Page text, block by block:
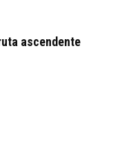
ascendente